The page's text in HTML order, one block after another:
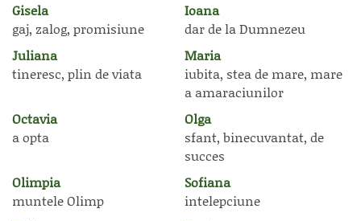
Gisela
gaj, zalog, promisiune
Ioana
dar de la Dumnezeu
Juliana
tineresc, plin de viata
Maria
iubita, stea de mare, mare
a amaraciunilor
Octavia
a opta
Olga
sfant, binecuvantat, de
succes
Olimpia
muntele Olimp
Sofiana
intelepciune